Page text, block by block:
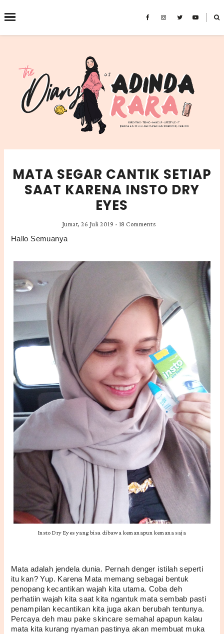
˟
SEARCH THIS BLOG
MATA SEGAR CANTIK SETIAP
SAAT KARENA INSTO DRY
EYES
Jumat, 26 Juli 2019 - 18 Comments
Hallo Semuanya
Insto Dry Eyes yang bisa dibawa kemanapun kemana saja
Mata adalah jendela dunia. Pernah denger istilah seperti
itu kan? Yup. Karena Mata memang sebagai bentuk
penopang kecantikan wajah kita utama. Coba deh
perhatiin wajah kita saat kita ngantuk mata sembab pasti
penampilan kecantikan kita juga akan berubah tentunya.
Percaya deh mau pake skincare semahal apapun kalau
mata kita kurang nyaman pastinya akan membuat muka